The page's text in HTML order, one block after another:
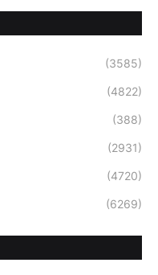
(3585)
(4822)
(388)
(2931)
(4720)
(6269)